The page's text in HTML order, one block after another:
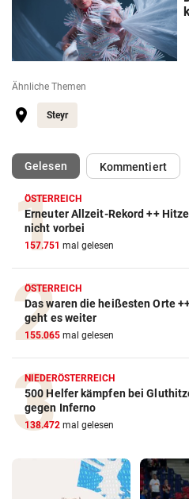
Ähnliche Themen
Steyr
Gelesen(ausgewählt)Kommentiert
ÖSTERREICH
Erneuter Allzeit-Rekord ++
nicht vorbei
157.751 mal gelesen
ÖSTERREICH
Das waren die heißesten Orte
geht es weiter
155.065 mal gelesen
NIEDERÖSTERREICH
500 Helfer kämpfen bei
gegen Inferno
138.472 mal gelesen